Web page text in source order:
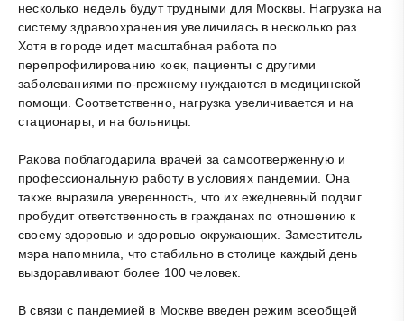
несколько недель будут трудными для Москвы. Нагрузка на
систему здравоохранения увеличилась в несколько раз.
Хотя в городе идет масштабная работа по
перепрофилированию коек, пациенты с другими
заболеваниями по-прежнему нуждаются в медицинской
помощи. Соответственно, нагрузка увеличивается и на
стационары, и на больницы.
Ракова поблагодарила врачей за самоотверженную и
профессиональную работу в условиях пандемии. Она
также выразила уверенность, что их ежедневный подвиг
пробудит ответственность в гражданах по отношению к
своему здоровью и здоровью окружающих. Заместитель
мэра напомнила, что стабильно в столице каждый день
выздоравливают более 100 человек.
В связи с пандемией в Москве введен режим всеобщей